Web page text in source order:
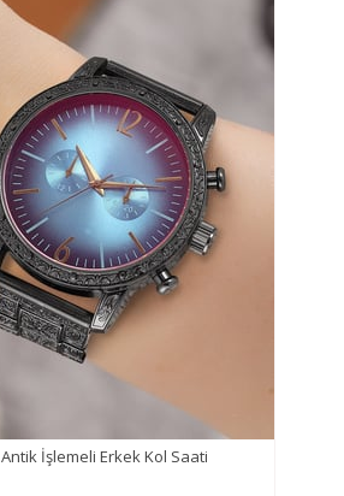
Antik İşlemeli Erkek Kol Saati